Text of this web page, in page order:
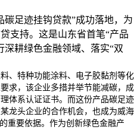
足迹挂钩贷款”成功落地，为
支持。这是山东省首笔“产品
耕绿色金融领域、落实“双
、特种功能涂料、电子胶黏剂等化
求，该企业多措并举节能减碳，成
体系认证证书。而这份产品碳足迹
龙头企业的合作机会，也成为威海
重要依据。作为创新绿色金融产